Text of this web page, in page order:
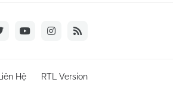
Liên Hệ RTL Version